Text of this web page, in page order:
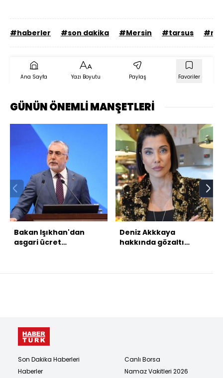
#haberler #son dakika #Mersin #tarsus
Ana Sayfa Yazı Boyutu Paylaş Favoriler
GÜNÜN ÖNEMLİ MANŞETLERİ
Bakan Işıkhan'dan
asgari ücret
Deniz Akkkaya
hakkında gözaltı
Son Dakika Haberleri
Haberler
Canlı Borsa
Namaz Vakitleri 2026